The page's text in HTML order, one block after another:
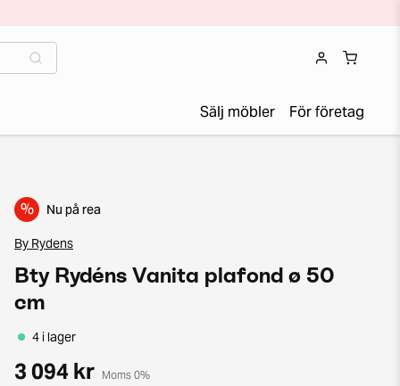
Sälj möbler För företag
% Nu på rea
By Rydens
Bty Rydéns Vanita plafond ø 50
cm
4 i lager
3 094 kr Moms 0%